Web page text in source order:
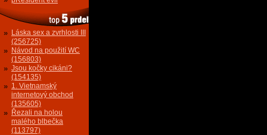
» Láska sex a zvrhlosti III
(256725)
» Návod na použití WC
(156803)
» Jsou kočky cikáni?
(154135)
» 1. Vietnamský
internetový obchod
(135605)
» Řezali na holou
malého blbečka
(113797)